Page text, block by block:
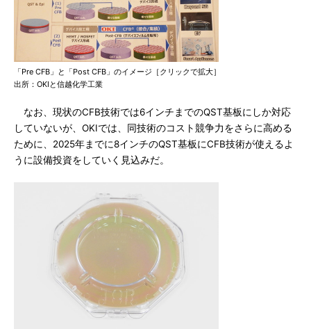
「Pre CFB」と「Post CFB」のイメージ［クリックで拡大］
出所：OKIと信越化学工業
なお、現状のCFB技術では6インチまでのQST基板にしか対応
していないが、OKIでは、同技術のコスト競争力をさらに高める
ために、2025年までに8インチのQST基板にCFB技術が使えるよ
うに設備投資をしていく見込みだ。